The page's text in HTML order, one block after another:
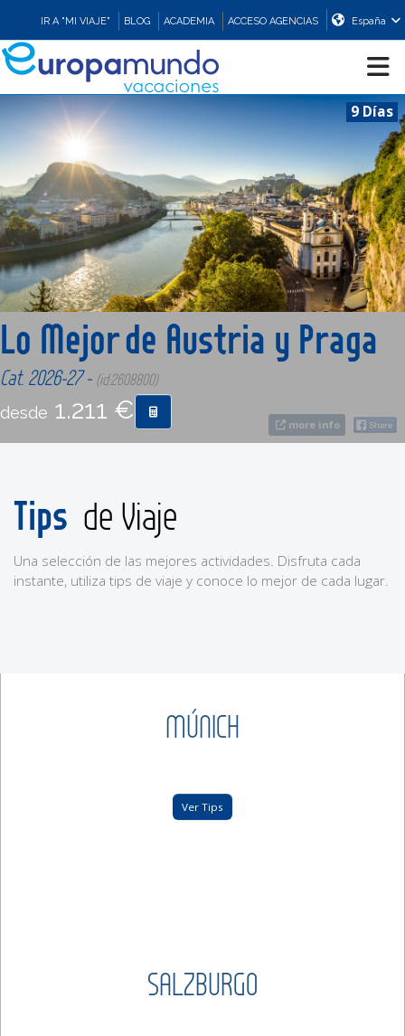
IR A "MI VIAJE" BLOG ACADEMIA ACCESO AGENCIAS España
EUROPA
ASIA
ORIENTE
PROMOCIONES
9 Días
more info
Lo Mejor de Austria y Praga
Cat. 2026-27 - (id:2608800)
desde 1.211 €
Tips de Viaje
Una selección de las mejores actividades. Disfruta cada
instante, utiliza tips de viaje y conoce lo mejor de cada lugar.
MÚNICH
Ver Tips
SALZBURGO